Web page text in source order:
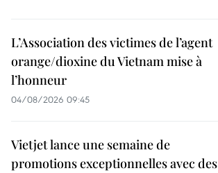
L’Association des victimes de l’agent
orange/dioxine du Vietnam mise à
l’honneur
04/08/2026 09:45
Vietjet lance une semaine de
promotions exceptionnelles avec des